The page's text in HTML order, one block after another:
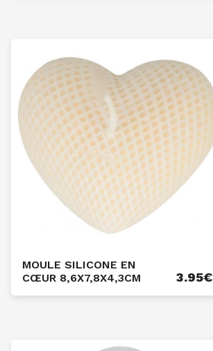
MOULE SILICONE EN
CŒUR 8,6X7,8X4,3CM
3.95€